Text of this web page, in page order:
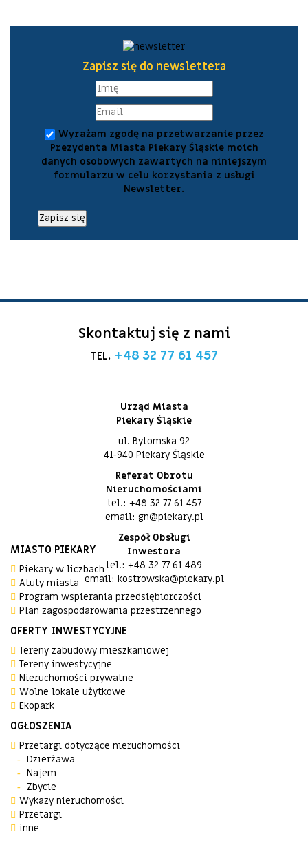
Zapisz się do newslettera
Wyrażam zgodę na przetwarzanie przez
Prezydenta Miasta Piekary Śląskie moich
danych osobowych zawartych na niniejszym
formularzu w celu korzystania z usługi
Newsletter.
Skontaktuj się z nami
TEL. +48 32 77 61 457
Urząd Miasta
Piekary Śląskie
ul. Bytomska 92
41-940 Piekary Śląskie
Referat Obrotu
Nieruchomościami
tel.: +48 32 77 61 457
email: gn@piekary.pl
Zespół Obsługi
Inwestora
tel.: +48 32 77 61 489
email: kostrowska@piekary.pl
MIASTO PIEKARY
Piekary w liczbach
Atuty miasta
Program wspierania przedsiębiorczości
Plan zagospodarowania przestrzennego
OFERTY INWESTYCYJNE
Tereny zabudowy mieszkaniowej
Tereny inwestycyjne
Nieruchomości prywatne
Wolne lokale użytkowe
Ekopark
OGŁOSZENIA
Przetargi dotyczące nieruchomości
Dzierżawa
Najem
Zbycie
Wykazy nieruchomości
Przetargi
inne